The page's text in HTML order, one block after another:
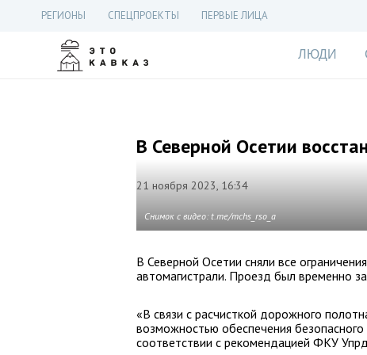
РЕГИОНЫ СПЕЦПРОЕКТЫ ПЕРВЫЕ ЛИЦА
ЛЮДИ
В Северной Осетии
21 ноября 2023, 16:34
Снимок с видео: t.me/mchs_rso_a
В Северной Осетии сняли все
автомагистрали. Проезд был временно
«В связи с расчисткой дорожного
возможностью обеспечения
соответствии с рекомендацией ФКУ